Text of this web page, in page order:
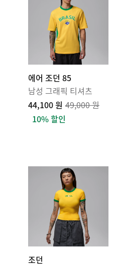
에어 조던 85
남성 그래픽 티셔츠
44,100 원 49,000 원
10% 할인
조던